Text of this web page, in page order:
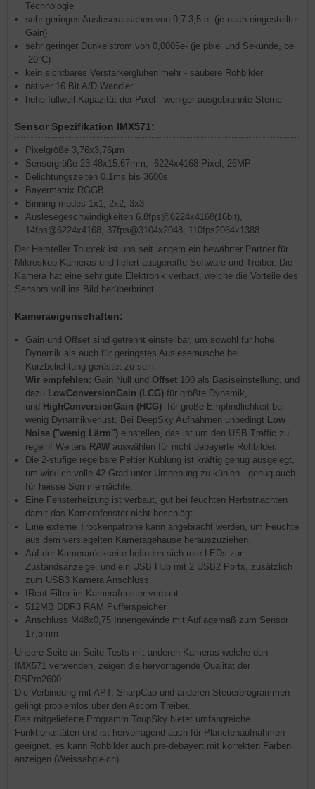
Technologie
sehr geringes Ausleserauschen von 0,7-3,5 e- (je nach eingestellter
Gain)
sehr geringer Dunkelstrom von 0,0005e- (je pixel und Sekunde, bei
-20°C)
kein sichtbares Verstärkerglühen mehr - saubere Rohbilder
nativer 16 Bit A/D Wandler
hohe fullwell Kapazität der Pixel - weniger ausgebrannte Sterne
Sensor Spezifikation IMX571:
Pixelgröße 3,76x3,76µm
Sensorgröße 23.48x15.67mm, 6224x4168 Pixel, 26MP
Belichtungszeiten 0.1ms bis 3600s
Bayermatrix RGGB
Binning modes 1x1, 2x2, 3x3
Auslesegeschwindigkeiten 6.8fps@6224x4168(16bit),
14fps@6224x4168, 37fps@3104x2048, 110fps2064x1388
Der Hersteller Touptek ist uns seit langem ein bewährter Partner für
Mikroskop Kameras und liefert ausgereifte Software und Treiber. Die
Kamera hat eine sehr gute Elektronik verbaut, welche die Vorteile des
Sensors voll ins Bild herüberbringt.
Kameraeigenschaften:
Gain und Offset sind getrennt einstellbar, um sowohl für hohe
Dynamik als auch für geringstes Ausleserausche bei
Kurzbelichtung gerüstet zu sein.
Wir empfehlen: Gain Null und Offset 100 als Basiseinstellung, und
dazu LowConversionGain (LCG) für größte Dynamik,
und HighConversionGain (HCG) für große Empfindlichkeit bei
wenig Dynamikverlust. Bei DeepSky Aufnahmen unbedingt Low
Noise ("wenig Lärm") einstellen, das ist um den USB Traffic zu
regeln! Weiters RAW auswählen für nicht debayerte Rohbilder.
Die 2-stufige regelbare Peltier Kühlung ist kräftig genug ausgelegt,
um wirklich volle 42 Grad unter Umgebung zu kühlen - genug auch
für heisse Sommernächte.
Eine Fensterheizung ist verbaut, gut bei feuchten Herbstnächten
damit das Kamerafenster nicht beschlägt.
Eine externe Trockenpatrone kann angebracht werden, um Feuchte
aus dem versiegelten Kameragehäuse herauszuziehen.
Auf der Kamerarückseite befinden sich rote LEDs zur
Zustandsanzeige, und ein USB Hub mit 2 USB2 Ports, zusätzlich
zum USB3 Kamera Anschluss.
IRcut Filter im Kamerafenster verbaut
512MB DDR3 RAM Pufferspeicher
Anschluss M48x0,75 Innengewinde mit Auflagemaß zum Sensor
17,5mm
Unsere Seite-an-Seite Tests mit anderen Kameras welche den
IMX571 verwenden, zeigen die hervorragende Qualität der
DSPro2600.
Die Verbindung mit APT, SharpCap und anderen Steuerprogrammen
gelingt problemlos über den Ascom Treiber.
Das mitgelieferte Programm ToupSky bietet umfangreiche
Funktionalitäten und ist hervorragend auch für Planetenaufnahmen
geeignet, es kann Rohbilder auch pre-debayert mit korrekten Farben
anzeigen (Weissabgleich).